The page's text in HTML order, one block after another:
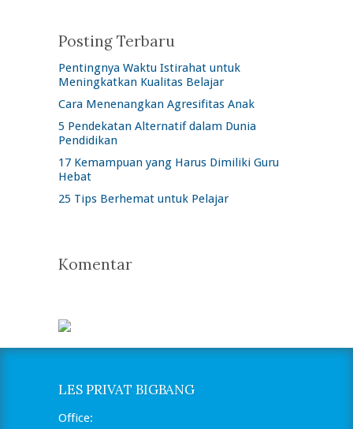
Posting Terbaru
Pentingnya Waktu Istirahat untuk
Meningkatkan Kualitas Belajar
Cara Menenangkan Agresifitas Anak
5 Pendekatan Alternatif dalam Dunia
Pendidikan
17 Kemampuan yang Harus Dimiliki Guru
Hebat
25 Tips Berhemat untuk Pelajar
Komentar
LES PRIVAT BIGBANG
Office: